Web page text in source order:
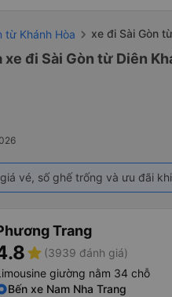
từ Khánh Hòa xe đi Sài Gòn
đi Sài Gòn từ Diên
vé, số ghế trống và ưu đãi
Trang
star (3939 đánh giá)
giường nằm 34 chỗ
Bến xe Nam Nha Trang